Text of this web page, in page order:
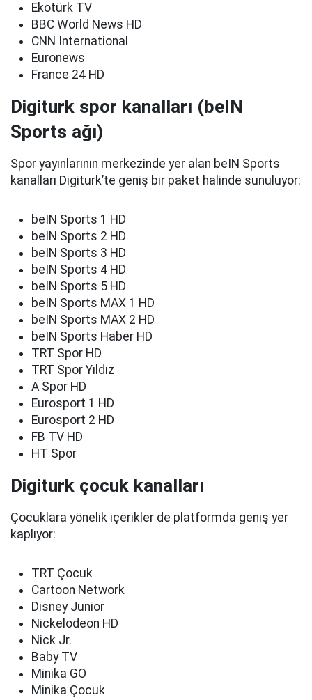
Ekotürk TV
BBC World News HD
CNN International
Euronews
France 24 HD
Digiturk spor kanalları (beIN
Sports ağı)
Spor yayınlarının merkezinde yer alan beIN Sports
kanalları Digiturk’te geniş bir paket halinde sunuluyor:
beIN Sports 1 HD
beIN Sports 2 HD
beIN Sports 3 HD
beIN Sports 4 HD
beIN Sports 5 HD
beIN Sports MAX 1 HD
beIN Sports MAX 2 HD
beIN Sports Haber HD
TRT Spor HD
TRT Spor Yıldız
A Spor HD
Eurosport 1 HD
Eurosport 2 HD
FB TV HD
HT Spor
Digiturk çocuk kanalları
Çocuklara yönelik içerikler de platformda geniş yer
kaplıyor:
TRT Çocuk
Cartoon Network
Disney Junior
Nickelodeon HD
Nick Jr.
Baby TV
Minika GO
Minika Çocuk